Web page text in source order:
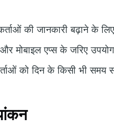
की जानकारी बढ़ाने के
मोबाइल एप्स के जरिए
को दिन के किसी भी समय